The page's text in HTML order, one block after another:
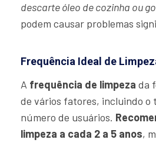
descarte óleo de cozinha ou
podem causar problemas
Frequência Ideal de
A frequência de limpeza da
de vários fatores, incluindo o
número de usuários.
limpeza a cada 2 a 5 anos,